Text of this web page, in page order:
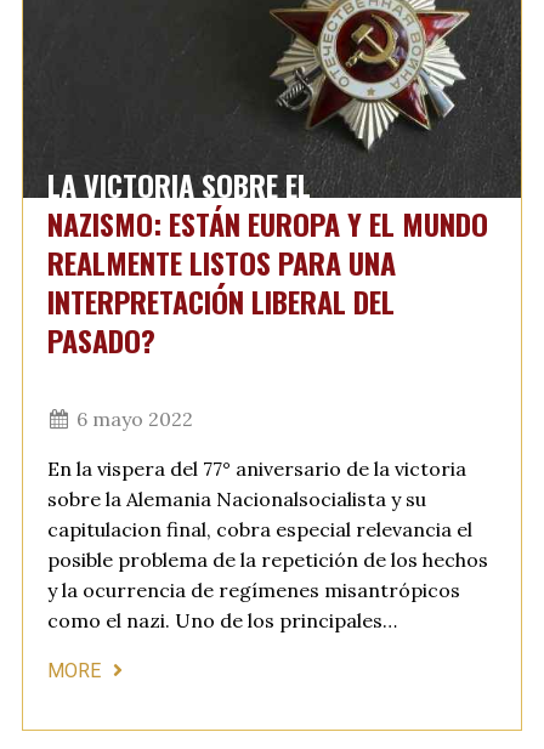
LA VICTORIA SOBRE EL
NAZISMO: ESTÁN EUROPA Y EL MUNDO
REALMENTE LISTOS PARA UNA
INTERPRETACIÓN LIBERAL DEL
PASADO?
6 mayo 2022
En la vispera del 77° aniversario de la victoria
sobre la Alemania Nacionalsocialista y su
capitulacion final, cobra especial relevancia el
posible problema de la repetición de los hechos
y la ocurrencia de regímenes misantrópicos
como el nazi. Uno de los principales…
MORE